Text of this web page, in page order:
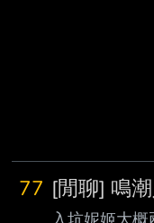
77 [閒聊] 鳴